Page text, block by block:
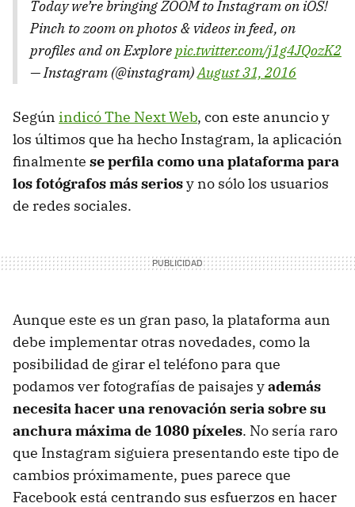
Today we’re bringing ZOOM to Instagram on iOS!
Pinch to zoom on photos & videos in feed, on
profiles and on Explorepic.twitter.com/j1g4JQozK2
— Instagram (@instagram)August 31, 2016
Según indicó The Next Web, con este anuncio y
los últimos que ha hecho Instagram, la aplicación
finalmente se perfila como una plataforma para
los fotógrafos más seriosy no sólo los usuarios
de redes sociales.
Aunque este es un gran paso, la plataforma aun
debe implementar otras novedades, como la
posibilidad de girar el teléfono para que
podamos ver fotografías de paisajes yademás
necesita hacer una renovación seria sobre su
anchura máxima de 1080 píxeles. No sería raro
que Instagram siguiera presentando este tipo de
cambios próximamente, pues parece que
Facebook está centrando sus esfuerzos en hacer